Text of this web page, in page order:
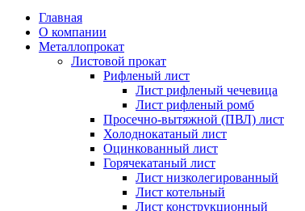
Главная
О компании
Металлопрокат
Листовой прокат
Рифленый лист
Лист рифленый чечевица
Лист рифленый ромб
Просечно-вытяжной (ПВЛ) лист
Холоднокатаный лист
Оцинкованный лист
Горячекатаный лист
Лист низколегированный
Лист котельный
Лист конструкционный